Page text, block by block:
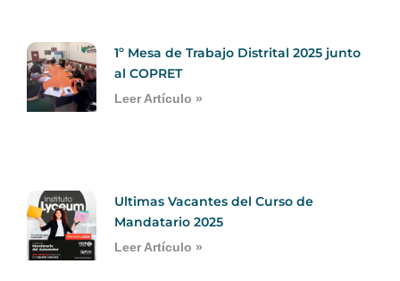
1º Mesa de Trabajo Distrital 2025 junto
al COPRET
Leer Artículo »
Ultimas Vacantes del Curso de
Mandatario 2025
Leer Artículo »